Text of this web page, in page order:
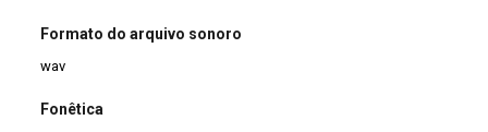
Formato do arquivo sonoro
wav
Fonêtica